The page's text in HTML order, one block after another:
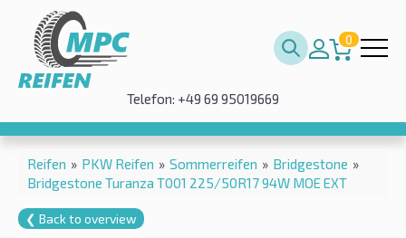
0
Telefon: +49 69 95019669
Reifen » PKW Reifen » Sommerreifen » Bridgestone »
Bridgestone Turanza T001 225/50R17 94W MOE EXT
❮ Back to overview